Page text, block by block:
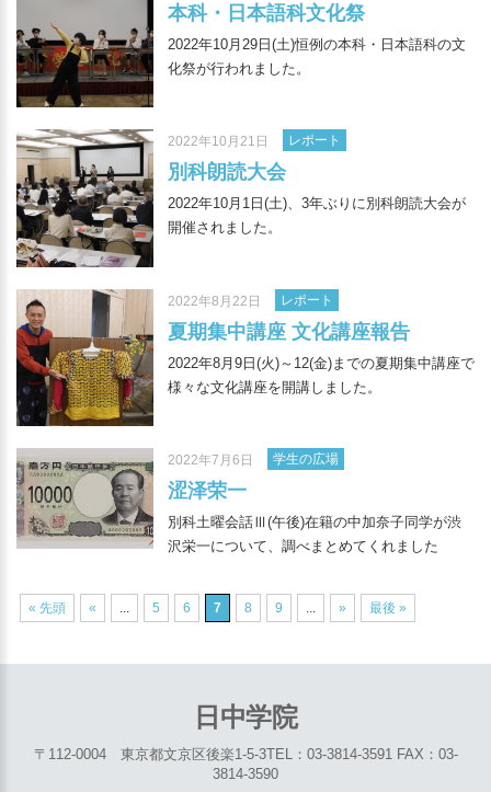
本科・日本語科文化祭
2022年10月29日(土)恒例の本科・日本語科の文
化祭が行われました。
2022年10月21日 レポート
別科朗読大会
2022年10月1日(土)、3年ぶりに別科朗読大会が
開催されました。
2022年8月22日 レポート
夏期集中講座 文化講座報告
2022年8月9日(火)～12(金)までの夏期集中講座で
様々な文化講座を開講しました。
2022年7月6日 学生の広場
涩泽荣一
別科土曜会話Ⅲ(午後)在籍の中加奈子同学が渋
沢栄一について、調べまとめてくれました
« 先頭 « ... 5 6 7 8 9 ... » 最後 »
日中学院
〒112-0004 東京都文京区後楽1-5-3TEL：03-3814-3591 FAX：03-
3814-3590